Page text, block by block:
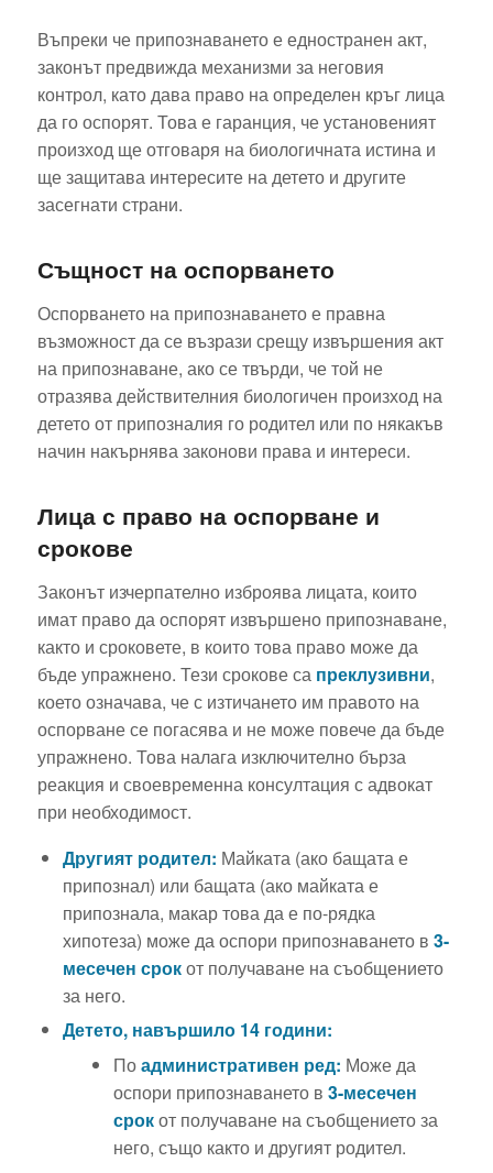
Въпреки че припознаването е едностранен акт,
законът предвижда механизми за неговия
контрол, като дава право на определен кръг лица
да го оспорят. Това е гаранция, че установеният
произход ще отговаря на биологичната истина и
ще защитава интересите на детето и другите
засегнати страни.
Същност на оспорването
Оспорването на припознаването е правна
възможност да се възрази срещу извършения акт
на припознаване, ако се твърди, че той не
отразява действителния биологичен произход на
детето от припозналия го родител или по някакъв
начин накърнява законови права и интереси.
Лица с право на оспорване и
срокове
Законът изчерпателно изброява лицата, които
имат право да оспорят извършено припознаване,
както и сроковете, в които това право може да
бъде упражнено. Тези срокове са преклузивни,
което означава, че с изтичането им правото на
оспорване се погасява и не може повече да бъде
упражнено. Това налага изключително бърза
реакция и своевременна консултация с адвокат
при необходимост.
Другият родител: Майката (ако бащата е
припознал) или бащата (ако майката е
припознала, макар това да е по-рядка
хипотеза) може да оспори припознаването в 3-
месечен срокот получаване на съобщението
за него.
Детето, навършило 14 години:
Поадминистративен ред: Може да
оспори припознаването в 3-месечен
срокот получаване на съобщението за
него, също както и другият родител.